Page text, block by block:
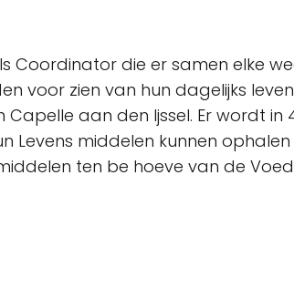
Coordinator die er samen elke
voor zien van hun dagelijks
aan den Ijssel. Er wordt in
middelen kunnen
ten be hoeve van de